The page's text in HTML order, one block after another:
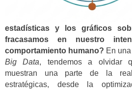
estadísticas y los gráficos
fracasamos en nuestro
comportamiento humano? En
Big Data, tendemos a olvidar
muestran una parte de la
estratégicas, desde la